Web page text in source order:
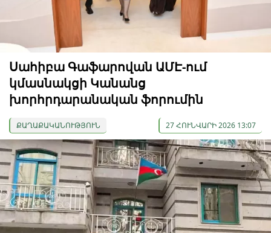
Սահիբա Գաֆարովան ԱՄԷ-ում
կմասնակցի Կանանց
խորհրդարանական ֆորումին
ՔԱՂԱՔԱԿԱՆՈՒԹՅՈՒՆ 27 ՀՈՒՆՎԱՐԻ 2026 13:07